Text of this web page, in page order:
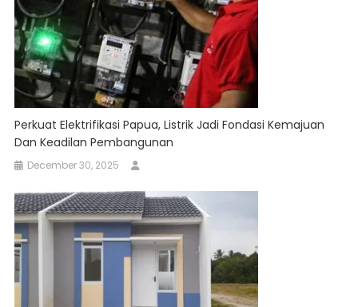
Perkuat Elektrifikasi Papua, Listrik Jadi Fondasi Kemajuan
Dan Keadilan Pembangunan
December 30, 2025